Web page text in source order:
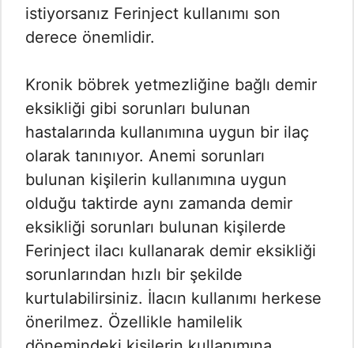
istiyorsanız Ferinject kullanımı son
derece önemlidir.
Kronik böbrek yetmezliğine bağlı demir
eksikliği gibi sorunları bulunan
hastalarında kullanımına uygun bir ilaç
olarak tanınıyor. Anemi sorunları
bulunan kişilerin kullanımına uygun
olduğu taktirde aynı zamanda demir
eksikliği sorunları bulunan kişilerde
Ferinject ilacı kullanarak demir eksikliği
sorunlarından hızlı bir şekilde
kurtulabilirsiniz. İlacın kullanımı herkese
önerilmez. Özellikle hamilelik